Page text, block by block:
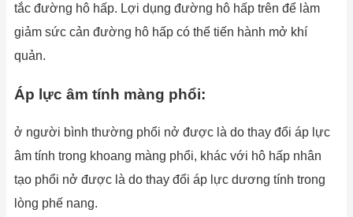
tắc đường hô hấp. Lợi dụng đường hô hấp trên để làm
giảm sức cản đường hô hấp có thể tiến hành mở khí
quản.
Áp lực âm tính màng phổi:
ở người bình thường phổi nở được là do thay đổi áp lực
âm tính trong khoang màng phổi, khác với hô hấp nhân
tạo phổi nở được là do thay đổi áp lực dương tính trong
lòng phế nang.